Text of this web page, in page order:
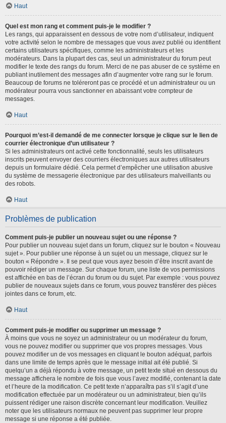
Haut
Quel est mon rang et comment puis-je le modifier ?
Les rangs, qui apparaissent en dessous de votre nom d’utilisateur, indiquent
votre activité selon le nombre de messages que vous avez publié ou identifient
certains utilisateurs spécifiques, comme les administrateurs et les
modérateurs. Dans la plupart des cas, seul un administrateur du forum peut
modifier le texte des rangs du forum. Merci de ne pas abuser de ce système en
publiant inutilement des messages afin d’augmenter votre rang sur le forum.
Beaucoup de forums ne toléreront pas ce procédé et un administrateur ou un
modérateur pourra vous sanctionner en abaissant votre compteur de
messages.
Haut
Pourquoi m’est-il demandé de me connecter lorsque je clique sur le lien de
courrier électronique d’un utilisateur ?
Si les administrateurs ont activé cette fonctionnalité, seuls les utilisateurs
inscrits peuvent envoyer des courriers électroniques aux autres utilisateurs
depuis un formulaire dédié. Cela permet d’empêcher une utilisation abusive
du système de messagerie électronique par des utilisateurs malveillants ou
des robots.
Haut
Problèmes de publication
Comment puis-je publier un nouveau sujet ou une réponse ?
Pour publier un nouveau sujet dans un forum, cliquez sur le bouton « Nouveau
sujet ». Pour publier une réponse à un sujet ou un message, cliquez sur le
bouton « Répondre ». Il se peut que vous ayez besoin d’être inscrit avant de
pouvoir rédiger un message. Sur chaque forum, une liste de vos permissions
est affichée en bas de l’écran du forum ou du sujet. Par exemple : vous pouvez
publier de nouveaux sujets dans ce forum, vous pouvez transférer des pièces
jointes dans ce forum, etc.
Haut
Comment puis-je modifier ou supprimer un message ?
À moins que vous ne soyez un administrateur ou un modérateur du forum,
vous ne pouvez modifier ou supprimer que vos propres messages. Vous
pouvez modifier un de vos messages en cliquant le bouton adéquat, parfois
dans une limite de temps après que le message initial ait été publié. Si
quelqu’un a déjà répondu à votre message, un petit texte situé en dessous du
message affichera le nombre de fois que vous l’avez modifié, contenant la date
et l’heure de la modification. Ce petit texte n’apparaîtra pas s’il s’agit d’une
modification effectuée par un modérateur ou un administrateur, bien qu’ils
puissent rédiger une raison discrète concernant leur modification. Veuillez
noter que les utilisateurs normaux ne peuvent pas supprimer leur propre
message si une réponse a été publiée.